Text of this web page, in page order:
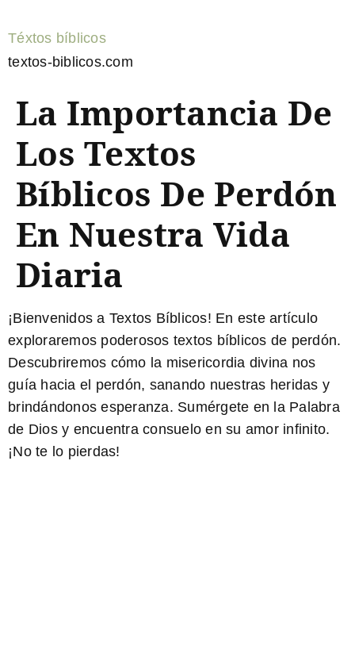
Téxtos bíblicos
textos-biblicos.com
La Importancia De
Los Textos
Bíblicos De Perdón
En Nuestra Vida
Diaria
¡Bienvenidos a Textos Bíblicos! En este artículo
exploraremos poderosos textos bíblicos de perdón.
Descubriremos cómo la misericordia divina nos
guía hacia el perdón, sanando nuestras heridas y
brindándonos esperanza. Sumérgete en la Palabra
de Dios y encuentra consuelo en su amor infinito.
¡No te lo pierdas!